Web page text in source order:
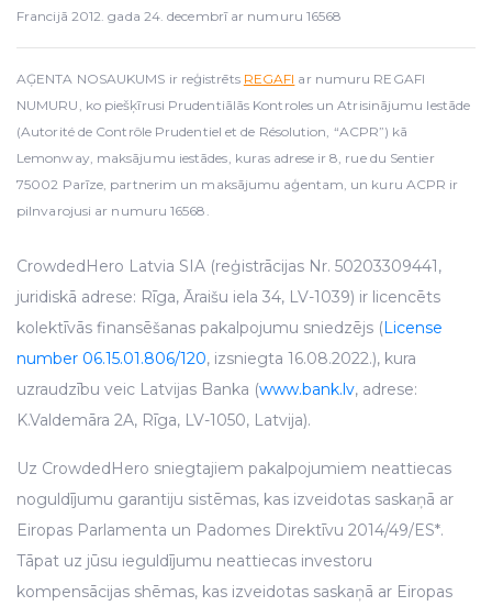
Francijā 2012. gada 24. decembrī ar numuru 16568
AĢENTA NOSAUKUMS ir reģistrēts REGAFI ar numuru REGAFI
NUMURU, ko piešķīrusi Prudentiālās Kontroles un Atrisinājumu Iestāde
(Autorité de Contrôle Prudentiel et de Résolution, “ACPR”) kā
Lemonway, maksājumu iestādes, kuras adrese ir 8, rue du Sentier
75002 Parīze, partnerim un maksājumu aģentam, un kuru ACPR ir
pilnvarojusi ar numuru 16568.
CrowdedHero Latvia SIA (reģistrācijas Nr. 50203309441,
juridiskā adrese: Rīga, Āraišu iela 34, LV-1039) ir licencēts
kolektīvās finansēšanas pakalpojumu sniedzējs (License
number 06.15.01.806/120, izsniegta 16.08.2022.), kura
uzraudzību veic Latvijas Banka (www.bank.lv, adrese:
K.Valdemāra 2A, Rīga, LV-1050, Latvija).
Uz CrowdedHero sniegtajiem pakalpojumiem neattiecas
noguldījumu garantiju sistēmas, kas izveidotas saskaņā ar
Eiropas Parlamenta un Padomes Direktīvu 2014/49/ES*.
Tāpat uz jūsu ieguldījumu neattiecas investoru
kompensācijas shēmas, kas izveidotas saskaņā ar Eiropas